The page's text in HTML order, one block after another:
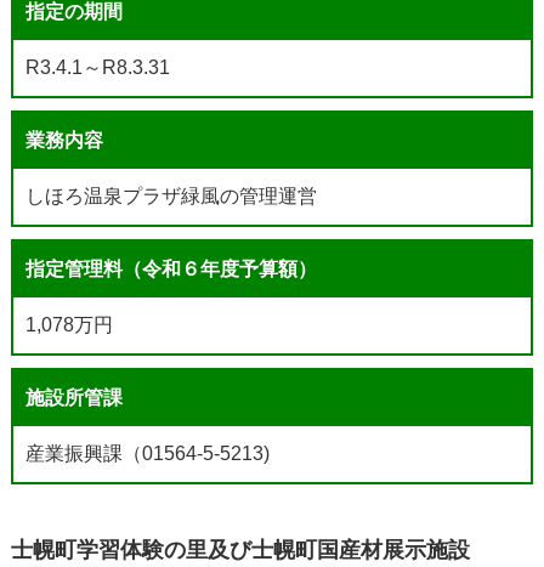
指定の期間
R3.4.1～R8.3.31
業務内容
しほろ温泉プラザ緑風の管理運営
指定管理料（令和６年度予算額）
1,078万円
施設所管課
産業振興課（01564-5-5213)
士幌町学習体験の里及び士幌町国産材展示施設